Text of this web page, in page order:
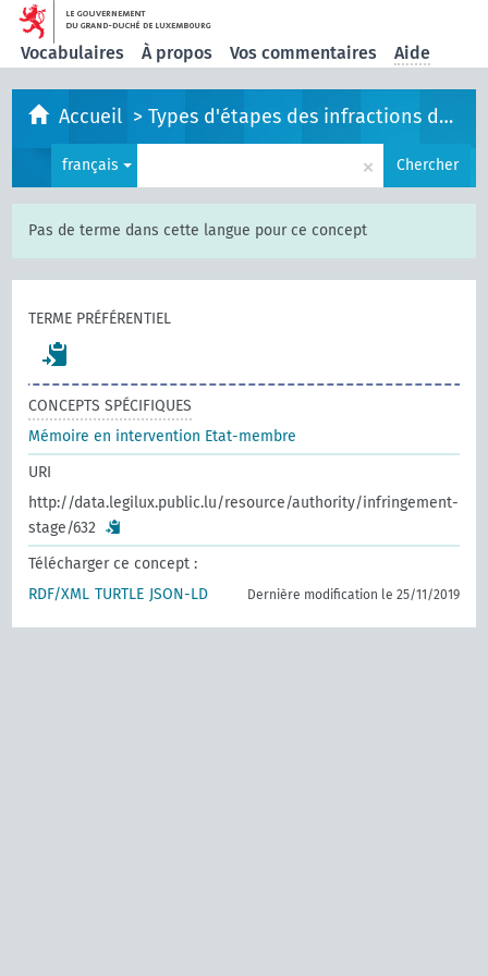
Vocabulaires À propos Vos commentaires Aide
Accueil >Types d'étapes des infractions de l'UE
français × Chercher
Pas de terme dans cette langue pour ce concept
TERME PRÉFÉRENTIEL
CONCEPTS SPÉCIFIQUES
Mémoire en intervention Etat-membre
URI
http://data.legilux.public.lu/resource/authority/infringement-
stage/632
Télécharger ce concept :
RDF/XML TURTLE JSON-LD Dernière modification le 25/11/2019